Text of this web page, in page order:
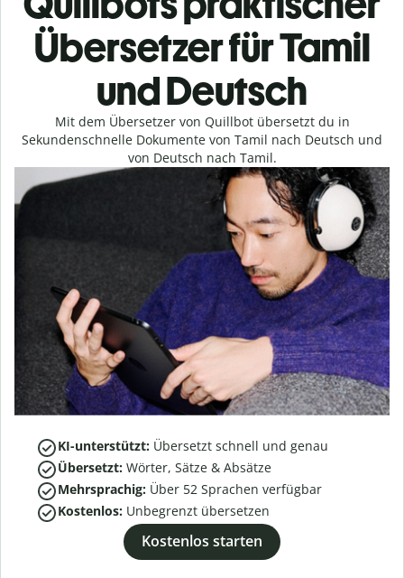
Übersetzer für Tamil
und Deutsch
Mit dem Übersetzer von Quillbot übersetzt du in
Sekundenschnelle Dokumente von Tamil nach Deutsch und
von Deutsch nach Tamil.
KI-unterstützt: Übersetzt schnell und genau
Übersetzt: Wörter, Sätze & Absätze
Mehrsprachig: Über 52 Sprachen verfügbar
Kostenlos: Unbegrenzt übersetzen
Kostenlos starten